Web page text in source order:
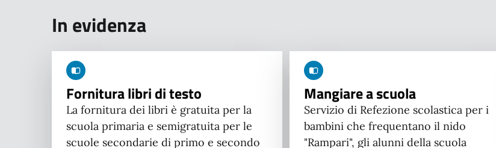
In evidenza
Fornitura libri di testo
La fornitura dei libri è gratuita per la
scuola primaria e semigratuita per le
scuole secondarie di primo e secondo
Mangiare a scuola
Servizio di Refezione scolastica per i
bambini che frequentano il nido
"Rampari", gli alunni della scuola